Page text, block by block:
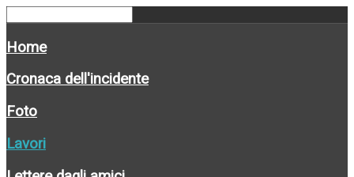
Home
Cronaca dell'incidente
Foto
Lavori